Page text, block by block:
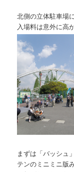
北側の立体駐車場
入場料は意外に
まずは「バッシュ
テンのミニミニ